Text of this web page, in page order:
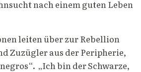
nach einem guten Leben
leiten über zur Rebellion
Zuzügler aus der Peripherie,
„Ich bin der Schwarze,